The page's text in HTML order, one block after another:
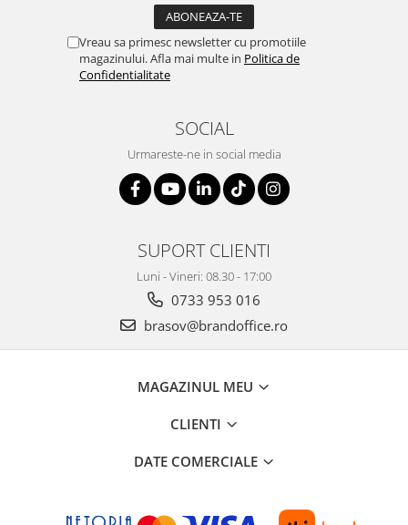
Sisteme de afisare
Ecrane de proiectie
Table magnetice (whiteboard-uri)
Electronice si accesorii tech
Securitate digitala
Baterii si acumulatori
Cabluri si conectivitate
Incarcatoare wireless
Accesorii localizare (FindMy)
Cartuse, tonere, consumabile PC
Vreau sa primesc newsletter cu promotiile
magazinului. Afla mai multe in Politica de
Confidentialitate
SOCIAL
Urmareste-ne in social media
SUPORT CLIENTI
Luni - Vineri: 08.30 - 17:00
0733 953 016
brasov@brandoffice.ro
MAGAZINUL MEU
CLIENTI
DATE COMERCIALE